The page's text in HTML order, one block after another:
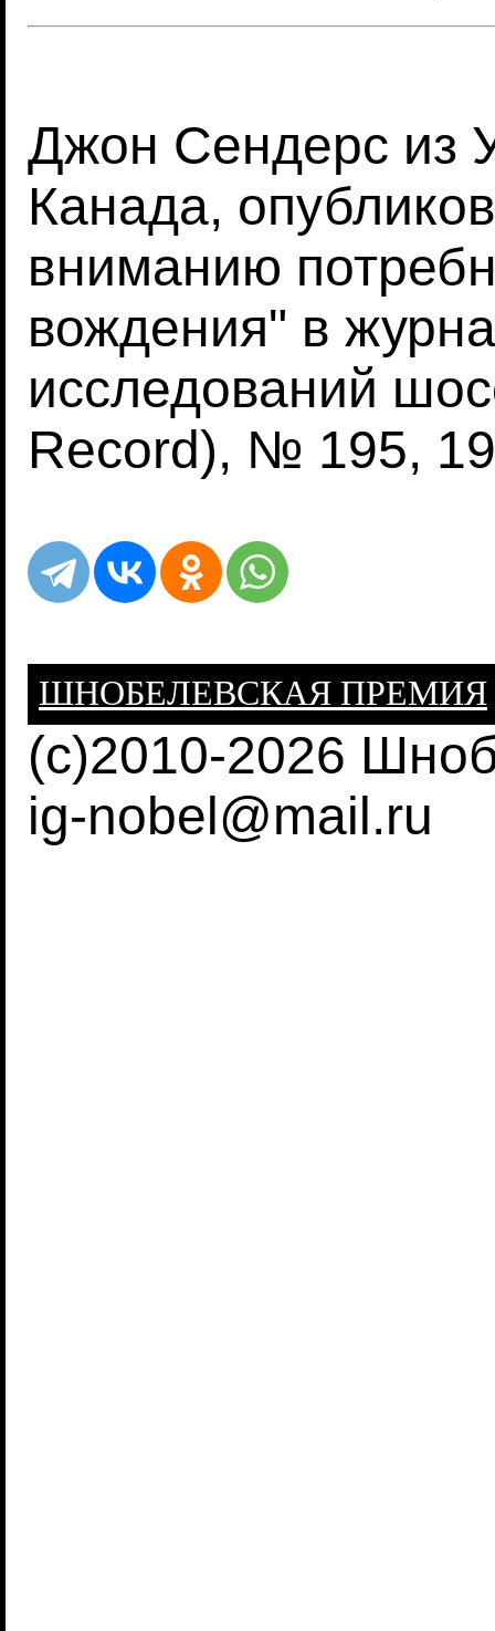
Джон Сендерс из
Канада,
вниманию
вождения" в
исследований
Record), № 195,
ШНОБЕЛЕВСКАЯ ПРЕМИЯ
(c)2010-2026
ig-nobel@mail.ru